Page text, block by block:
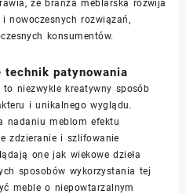
że branża meblarska rozwija
nowoczesnych rozwiązań,
konsumentów.
patynowania
niezwykle kreatywny sposób
i unikalnego wyglądu.
nadaniu meblom efektu
zdzieranie i szlifowanie
one jak wiekowe dzieła
sposobów wykorzystania tej
meble o niepowtarzalnym